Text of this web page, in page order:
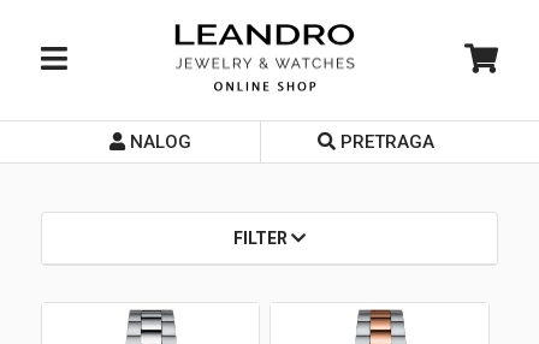
Početna
Prodavnice
NALOG PRETRAGA
FILTER